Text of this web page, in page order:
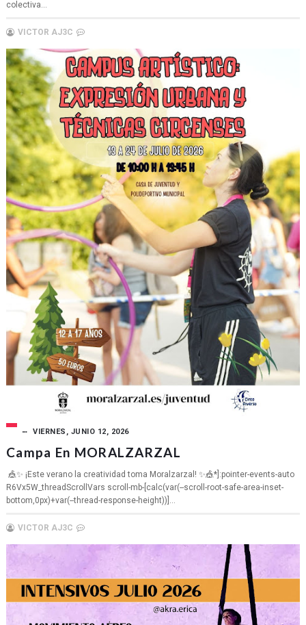
colectiva...
VICTOR AJ3C
VIERNES, JUNIO 12, 2026
Campa En MORALZARZAL
🎪✨ ¡Este verano la creatividad toma Moralzarzal! ✨🎪*]:pointer-events-auto
R6Vx5W_threadScrollVars scroll-mb-[calc(var(--scroll-root-safe-area-inset-
bottom,0px)+var(--thread-response-height))]...
VICTOR AJ3C